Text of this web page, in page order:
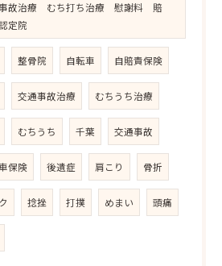
故治療 むち打ち治療 慰謝料 賠
定院
整骨院 自転車 自賠責保険
交通事故治療 むちうち治療
むちうち 千葉 交通事故
保険 後遺症 肩こり 骨折
捻挫 打撲 めまい 頭痛